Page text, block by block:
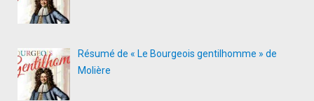
Résumé de « Le Bourgeois gentilhomme » de
Molière